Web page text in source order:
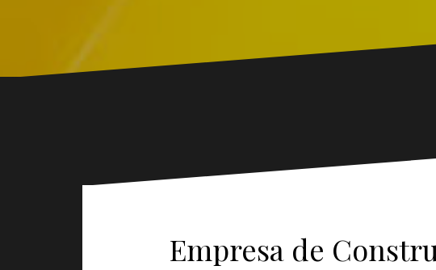
Empresa de